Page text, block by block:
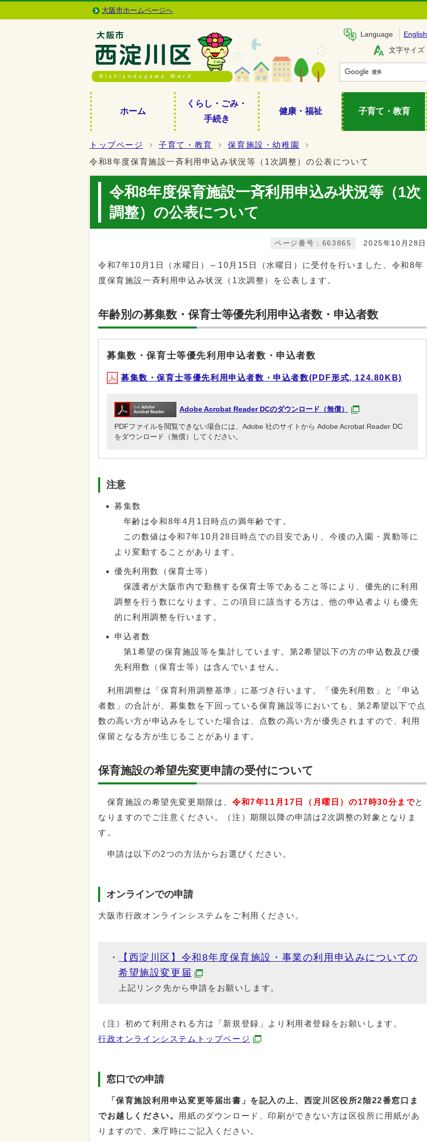
大阪市ホームページへ
Language English
文字サイズ
ホーム
くらし・ごみ・
手続き
健康・福祉 子育て・教育
トップページ 子育て・教育
保育施設・幼稚園
令和8年度保育施設一斉利用申込み状況等（1次調整）の公表について
令和8年度保育施設一斉利用申込み状況等（1次
調整）の公表について
2025年10月28日
ページ番号：663865
令和7年10月1日（水曜日）～10月15日（水曜日）に受付を行いました、令和8年
度保育施設一斉利用申込み状況（1次調整）を公表します。
年齢別の募集数・保育士等優先利用申込者数・申込者数
募集数・保育士等優先利用申込者数・申込者数
募集数・保育士等優先利用申込者数・申込者数(PDF形式, 124.80KB)
Adobe Acrobat Reader DCのダウンロード（無償）
PDFファイルを閲覧できない場合には、Adobe 社のサイトから Adobe Acrobat Reader DC
をダウンロード（無償）してください。
注意
募集数
年齢は令和8年4月1日時点の満年齢です。
この数値は令和7年10月28日時点での目安であり、今後の入園・異動等に
より変動することがあります。
優先利用数（保育士等）
保護者が大阪市内で勤務する保育士等であること等により、優先的に利用
調整を行う数になります。この項目に該当する方は、他の申込者よりも優先
的に利用調整を行います。
申込者数
第1希望の保育施設等を集計しています。第2希望以下の方の申込数及び優
先利用数（保育士等）は含んでいません。
利用調整は「保育利用調整基準」に基づき行います。「優先利用数」と「申込
者数」の合計が、募集数を下回っている保育施設等においても、第2希望以下で点
数の高い方が申込みをしていた場合は、点数の高い方が優先されますので、利用
保留となる方が生じることがあります。
保育施設の希望先変更申請の受付について
保育施設の希望先変更期限は、 令和7年11月17日（月曜日）の17時30分までと
なりますのでご注意ください。（注）期限以降の申請は2次調整の対象となりま
す。
申請は以下の2つの方法からお選びください。
オンラインでの申請
大阪市行政オンラインシステムをご利用ください。
【西淀川区】令和8年度保育施設・事業の利用申込みについての
希望施設変更届
上記リンク先から申請をお願いします。
（注）初めて利用される方は「新規登録」より利用者登録をお願いします。
行政オンラインシステムトップページ
窓口での申請
「保育施設利用申込変更等届出書」を記入の上、西淀川区役所2階22番窓口ま
でお越しください。 用紙のダウンロード、印刷ができない方は区役所に用紙があ
りますので、来庁時にご記入ください。